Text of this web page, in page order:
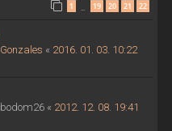
1 19 20 21 22
Gonzales « 2016. 01. 03. 10:22
bodom26« 2012. 12. 08. 19:41